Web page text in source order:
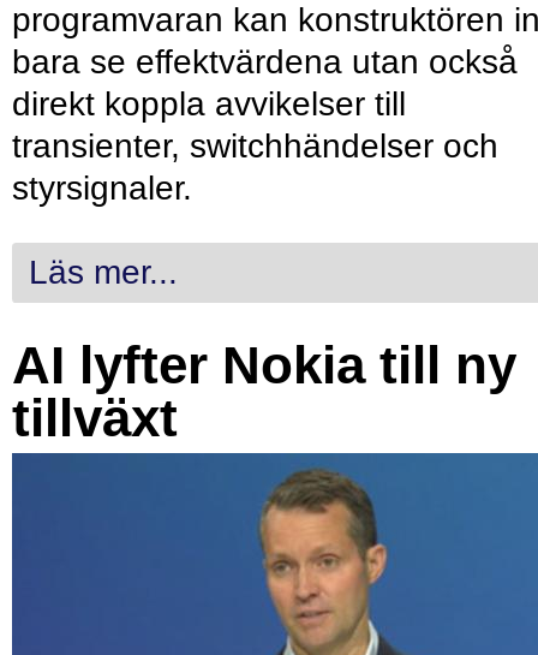
programvaran kan konstruktören
bara se effektvärdena utan också
direkt koppla avvikelser till
transienter, switchhändelser och
styrsignaler.
Läs mer...
AI lyfter Nokia till ny
tillväxt